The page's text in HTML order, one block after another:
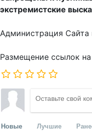
экстремистские
Администрация Сайта
Размещение ссылок
Новые Лучшие